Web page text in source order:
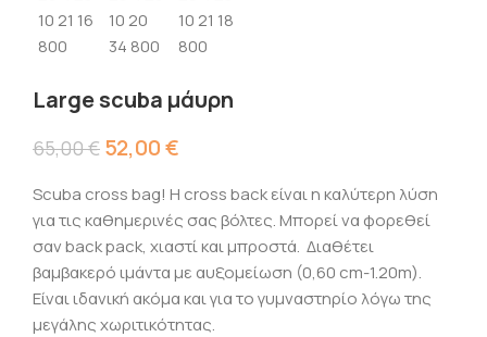
Large scuba μάυρη
65,00€ 52,00€
Scuba cross bag! Η cross back είναι η καλύτερη λύση
για τις καθημερινές σας βόλτες. Μπορεί να φορεθεί
σαν back pack, χιαστί και μπροστά. Διαθέτει
βαμβακερό ιμάντα με αυξομείωση (0,60 cm-1.20m).
Eίναι ιδανική ακόμα και για το γυμναστηρίο λόγω της
μεγάλης χωριτικότητας.